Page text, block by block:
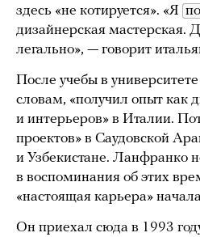
здесь «не котируется». «Я
дизайнерская мастерская.
легально», — говорит
После учебы в
словам, «получил опыт как
и интерьеров» в Италии.
проектов» в Саудовской
и Узбекистане. Ланфранко
в воспоминания об этих
«настоящая карьера»
Он приехал сюда в 1993